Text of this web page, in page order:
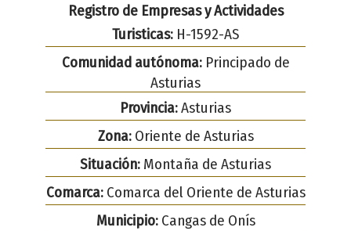
Registro de Empresas y Actividades
Turisticas:H-1592-AS
Comunidad autónoma:Principado de
Asturias
Provincia:Asturias
Zona:Oriente de Asturias
Situación: Montaña de Asturias
Comarca:Comarca del Oriente de Asturias
Municipio:Cangas de Onís